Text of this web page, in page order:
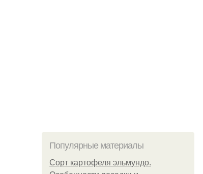
Популярные материалы
Сорт картофеля эльмундо.